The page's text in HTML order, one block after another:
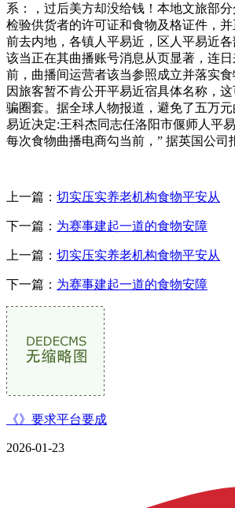
系：，过后美方却没给钱！本地文旅部
检验供货者的许可证和食物及格证件，
前去内地，各镇人平易近，区人平易近
该当正在其曲播账号消息从页显著，连
前，曲播间运营者该当参照成立并落实
因旅客暂不肯公开平易近宿具体名称，
骗圈套。据全球人物报道，避免了五万
易近决定:王科杰同志任洛阳市偃师人平
每次食物曲播电商勾当前，” 据英国公司
上一篇： 切实压实养老机构食物平安从
下一篇： 为赛事建起一道的食物安障
上一篇： 切实压实养老机构食物平安从
下一篇： 为赛事建起一道的食物安障
《》要求平台要成
2026-01-23